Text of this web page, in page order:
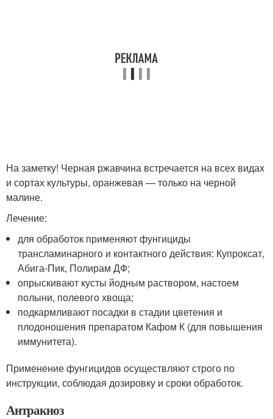
На заметку! Черная ржавчина встречается на всех видах
и сортах культуры, оранжевая — только на черной
малине.
Лечение:
для обработок применяют фунгициды
трансламинарного и контактного действия: Купроксат,
Абига-Пик, Полирам ДФ;
опрыскивают кусты йодным раствором, настоем
полыни, полевого хвоща;
подкармливают посадки в стадии цветения и
плодоношения препаратом Кафом К (для повышения
иммунитета).
Применение фунгицидов осуществляют строго по
инструкции, соблюдая дозировку и сроки обработок.
Антракноз